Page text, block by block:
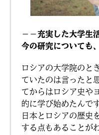
－－充実した大学生
今の研究についても
ロシアの大学院のと
ていたのは言ったと
てからはロシア史や
的に学び始めたんで
日本とロシアの歴史
する点もあることが